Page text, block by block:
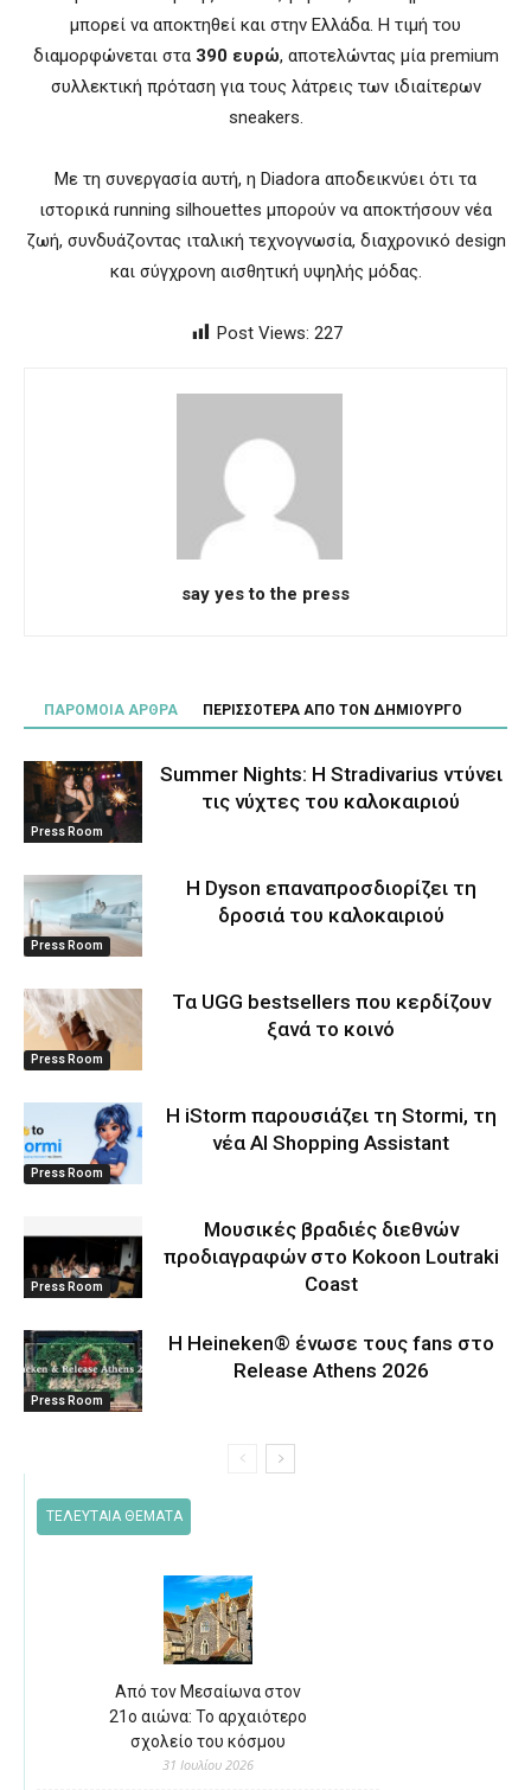
μπορεί να αποκτηθεί και στην Ελλάδα. Η τιμή του
διαμορφώνεται στα 390 ευρώ, αποτελώντας μία premium
συλλεκτική πρόταση για τους λάτρεις των ιδιαίτερων
sneakers.
Με τη συνεργασία αυτή, η Diadora αποδεικνύει ότι τα
ιστορικά running silhouettes μπορούν να αποκτήσουν νέα
ζωή, συνδυάζοντας ιταλική τεχνογνωσία, διαχρονικό design
και σύγχρονη αισθητική υψηλής μόδας.
Post Views: 227
say yes to the press
ΠΑΡΟΜΟΙΑ ΑΡΘΡΑ ΠΕΡΙΣΣΟΤΕΡΑ ΑΠΟ ΤΟΝ ΔΗΜΙΟΥΡΓΟ
Press Room
Summer Nights: Η Stradivarius ντύνει
τις νύχτες του καλοκαιριού
Press Room
Η Dyson επαναπροσδιορίζει τη
δροσιά του καλοκαιριού
Press Room
Τα UGG bestsellers που κερδίζουν
ξανά το κοινό
Press Room
Η iStorm παρουσιάζει τη Stormi, τη
νέα AI Shopping Assistant
Press Room
Μουσικές βραδιές διεθνών
προδιαγραφών στο Kokoon Loutraki
Coast
Press Room
Η Heineken® ένωσε τους fans στο
Release Athens 2026
ΤΕΛΕΥΤΑΙΑ ΘΕΜΑΤΑ
Από τον Μεσαίωνα στον
21ο αιώνα: Το αρχαιότερο
σχολείο του κόσμου
31 Ιουλίου 2026